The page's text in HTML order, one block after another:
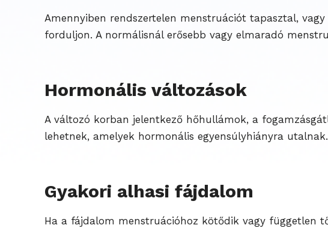
Amennyiben rendszertelen menstruációt tapasztal,
forduljon. A normálisnál erősebb vagy elmaradó
Hormonális változások
A változó korban jelentkező hőhullámok, a
lehetnek, amelyek hormonális egyensúlyhiányra
Gyakori alhasi fájdalom
Ha a fájdalom menstruációhoz kötődik vagy független